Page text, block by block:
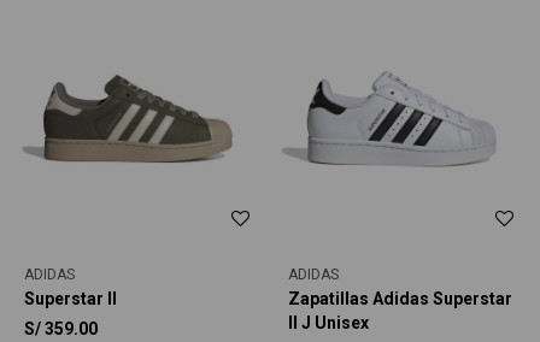
ADIDAS
Superstar II
S/359.00
ADIDAS
Zapatillas Adidas Superstar
II J Unisex